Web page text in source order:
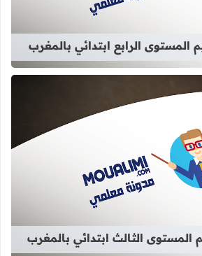
المستوى الرابع ابتدائي بالمغرب
قراءة المزيد عن سور القرآن الكريم
المستوى الثالث ابتدائي بالمغرب